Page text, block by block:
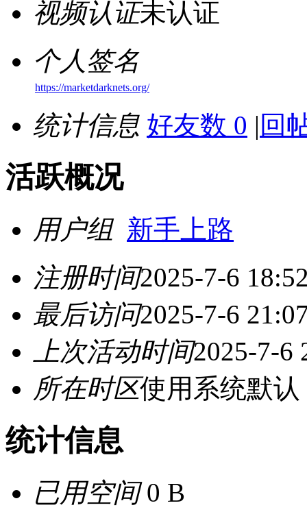
视频认证未认证
个人签名
https://marketdarknets.org/
统计信息 好友数 0 | 回
活跃概况
用户组 新手上路
注册时间2025-7-6
最后访问2025-7-6
上次活动时间2025-7-6
所在时区使用系统默认
统计信息
已用空间0 B